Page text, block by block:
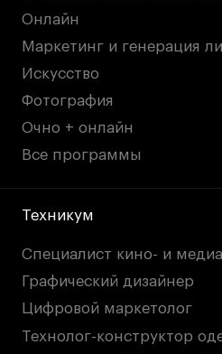
Онлайн
Маркетинг и генерация
Искусство
Фотография
Очно + онлайн
Все программы
Техникум
Специалист кино- и
Графический дизайнер
Цифровой маркетолог
Технолог-конструктор